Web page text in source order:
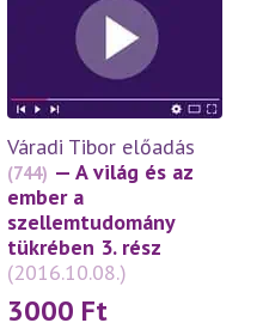
variációja
változatok
termékoldalon
választhatók
ki
Váradi Tibor előadás
(744) — A világ és az
ember a
szellemtudomány
tükrében 3. rész
(2016.10.08.)
3000 Ft